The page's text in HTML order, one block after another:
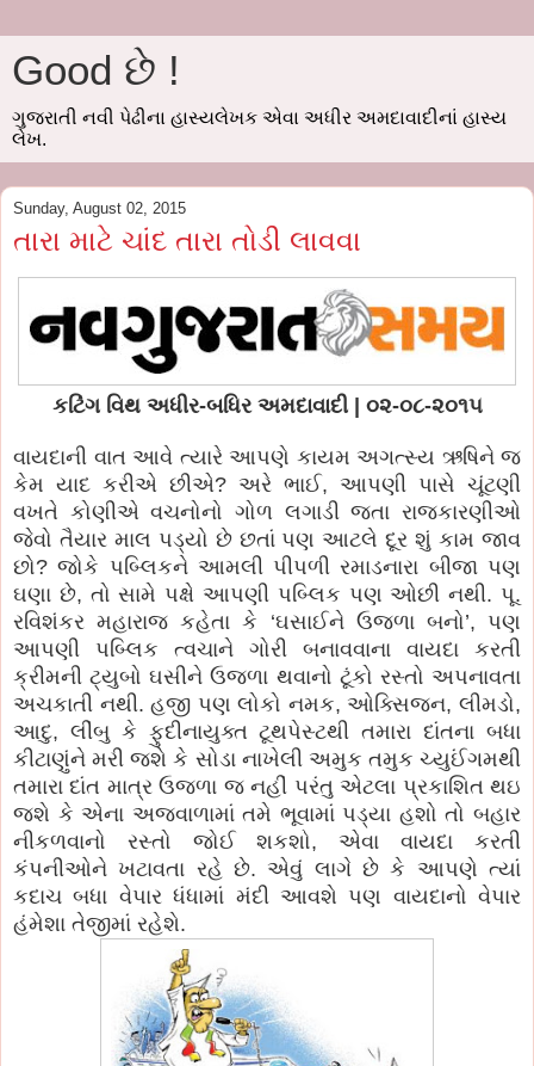
Good છે !
ગુજરાતી નવી પેઢીના હાસ્યલેખક એવા અધીર અમદાવાદીનાં હાસ્ય
લેખ.
Sunday, August 02, 2015
તારા માટે ચાંદ તારા તોડી લાવવા
કટિંગ વિથ અધીર-બધિર અમદાવાદી | ૦૨-૦૮-૨૦૧૫
વાયદાની વાત આવે ત્યારે આપણે કાયમ અગત્સ્ય ઋષિને જ
કેમ યાદ કરીએ છીએ? અરે ભાઈ, આપણી પાસે ચૂંટણી
વખતે કોણીએ વચનોનો ગોળ લગાડી જતા રાજકારણીઓ
જેવો તૈયાર માલ પડ્યો છે છતાં પણ આટલે દૂર શું કામ જાવ
છો? જોકે પબ્લિકને આમલી પીપળી રમાડનારા બીજા પણ
ઘણા છે, તો સામે પક્ષે આપણી પબ્લિક પણ ઓછી નથી. પૂ.
રવિશંકર મહારાજ કહેતા કે ‘ઘસાઈને ઉજળા બનો’, પણ
આપણી પબ્લિક ત્વચાને ગોરી બનાવવાના વાયદા કરતી
ક્રીમની ટ્યુબો ઘસીને ઉજળા થવાનો ટૂંકો રસ્તો અપનાવતા
અચકાતી નથી. હજી પણ લોકો નમક, ઓક્સિજન, લીમડો,
આદુ, લીંબુ કે ફુદીનાયુક્ત ટૂથપેસ્ટથી તમારા દાંતના બધા
કીટાણુંને મરી જશે કે સોડા નાખેલી અમુક તમુક ચ્યુઈંગમથી
તમારા દાંત માત્ર ઉજળા જ નહીં પરંતુ એટલા પ્રકાશિત થઇ
જશે કે એના અજવાળામાં તમે ભૂવામાં પડ્યા હશો તો બહાર
નીકળવાનો રસ્તો જોઈ શકશો, એવા વાયદા કરતી
કંપનીઓને ખટાવતા રહે છે. એવું લાગે છે કે આપણે ત્યાં
કદાચ બધા વેપાર ધંધામાં મંદી આવશે પણ વાયદાનો વેપાર
હંમેશા તેજીમાં રહેશે.